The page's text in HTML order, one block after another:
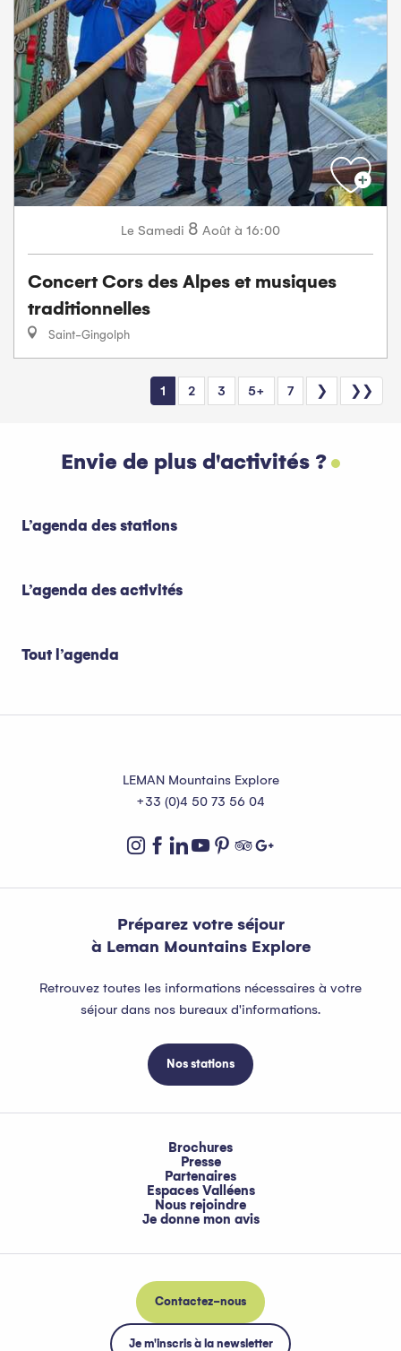
Le Samedi 8 Août à 16:00
Concert Cors des Alpes et musiques
traditionnelles
Saint-Gingolph
1 2 3 5+ 7 ❯ ❯❯
Envie de plus d'activités ?
L’agenda des stations
L’agenda des activités
Tout l’agenda
LEMAN Mountains Explore
+33 (0)4 50 73 56 04
Préparez votre séjour
à Leman Mountains Explore
Retrouvez toutes les informations nécessaires à votre
séjour dans nos bureaux d'informations.
Nos stations
Brochures
Presse
Partenaires
Espaces Valléens
Nous rejoindre
Je donne mon avis
Contactez-nous
Je m'inscris à la newsletter